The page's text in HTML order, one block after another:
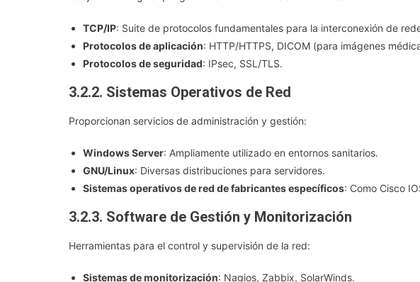
TCP/IP: Suite de protocolos fundamentales para la interconexión de
Protocolos de aplicación: HTTP/HTTPS, DICOM (para imágenes
Protocolos de seguridad: IPsec, SSL/TLS.
3.2.2. Sistemas Operativos de Red
Proporcionan servicios de administración y gestión:
Windows Server: Ampliamente utilizado en entornos sanitarios.
GNU/Linux: Diversas distribuciones para servidores.
Sistemas operativos de red de fabricantes específicos: Como Cisco
3.2.3. Software de Gestión y Monitorización
Herramientas para el control y supervisión de la red:
Sistemas de monitorización: Nagios, Zabbix, SolarWinds.